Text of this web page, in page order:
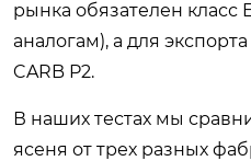
рынка обязателен класс
аналогам), а для
CARB P2.
В наших тестах мы
ясеня от трех разных